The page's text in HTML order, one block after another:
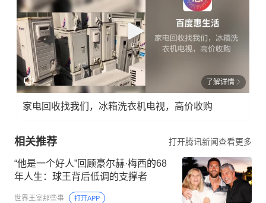
了解详情
家电回收找我们，冰箱洗衣机电视，高价收购
相关推荐 打开腾讯新闻查看更多
“他是一个好人”回顾豪尔赫·梅西的68
年人生：球王背后低调的支撑者
世界王室那些事 打开APP